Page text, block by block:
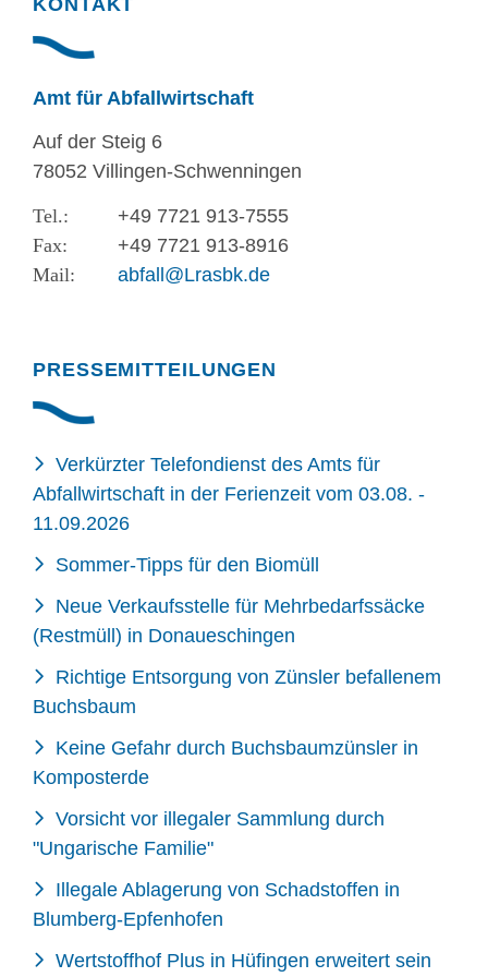
Amt für Abfallwirtschaft
Auf der Steig 6
78052 Villingen-Schwenningen
+49 7721 913-7555
+49 7721 913-8916
abfall@Lrasbk.de
PRESSEMITTEILUNGEN
Verkürzter Telefondienst des Amts für
Abfallwirtschaft in der Ferienzeit vom 03.08. -
11.09.2026
Sommer-Tipps für den Biomüll
Neue Verkaufsstelle für Mehrbedarfssäcke
(Restmüll) in Donaueschingen
Richtige Entsorgung von Zünsler befallenem
Buchsbaum
Keine Gefahr durch Buchsbaumzünsler in
Komposterde
Vorsicht vor illegaler Sammlung durch
"Ungarische Familie"
Illegale Ablagerung von Schadstoffen in
Blumberg-Epfenhofen
Wertstoffhof Plus in Hüfingen erweitert sein